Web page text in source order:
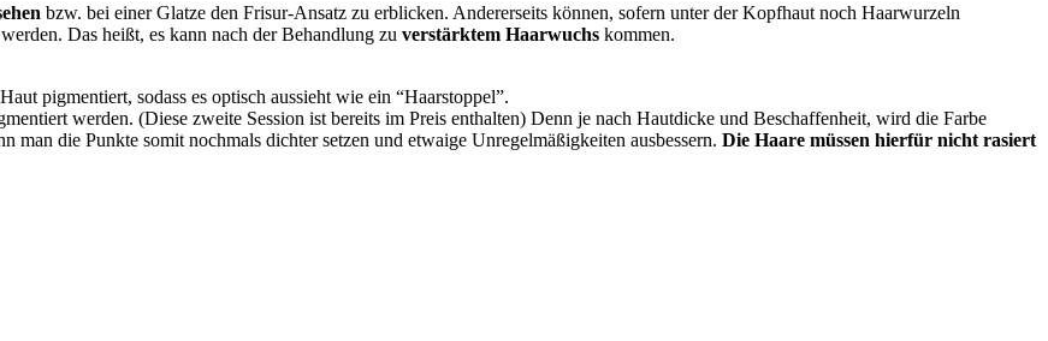
bzw. bei einer Glatze den Frisur-Ansatz zu erblicken. Andererseits können, sofern unter der Kopfhaut noch Haarwurzeln
werden. Das heißt, es kann nach der Behandlung zu verstärktem Haarwuchs kommen.
pigmentiert, sodass es optisch aussieht wie ein “Haarstoppel”.
werden. (Diese zweite Session ist bereits im Preis enthalten) Denn je nach Hautdicke und Beschaffenheit, wird die Farbe
die Punkte somit nochmals dichter setzen und etwaige Unregelmäßigkeiten ausbessern. Die Haare müssen hierfür nicht rasiert